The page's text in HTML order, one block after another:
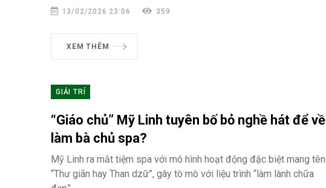
13/02/2026 23:06 359
XEM THÊM
GIẢI TRÍ
“Giáo chủ” Mỹ Linh tuyên bố bỏ nghề hát để về
làm bà chủ spa?
Mỹ Linh ra mắt tiệm spa với mô hình hoạt động đặc biệt mang tên
“Thư giãn hay Than dzữ”, gây tò mò với liệu trình “làm lành chữa